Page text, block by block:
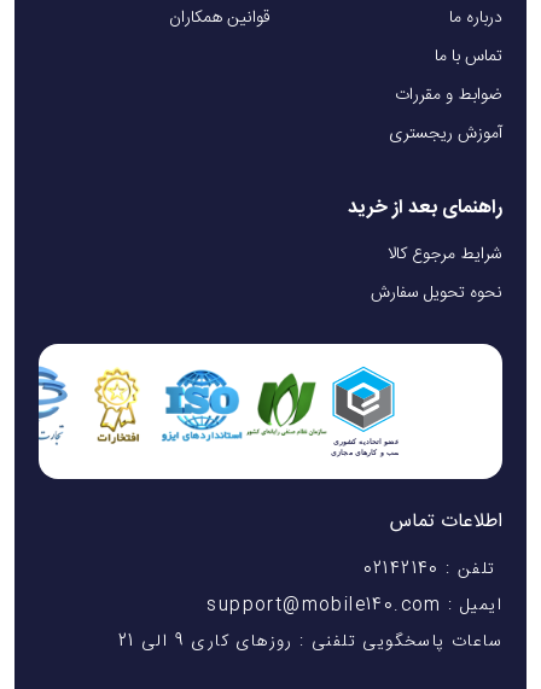
درباره ما
تماس با ما
ضوابط و مقررات
آموزش ریجستری
قوانین همکاران
راهنمای بعد از خرید
شرایط مرجوع کالا
نحوه تحویل سفارش
اطلاعات تماس
تلفن : 02142140
ایمیل : support@mobile140.com
ساعات پاسخگویی تلفنی : روزهای کاری 9 الی 21